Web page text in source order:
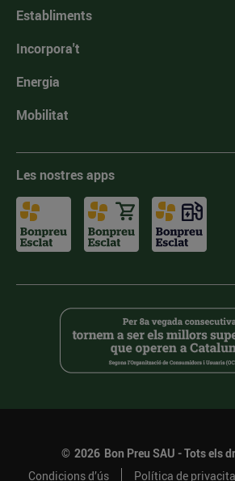
Establiments
Incorpora't
Energia
Mobilitat
Les nostres apps
© 2026 Bon Preu SAU - Tots els
Condicions d’ús
Política de